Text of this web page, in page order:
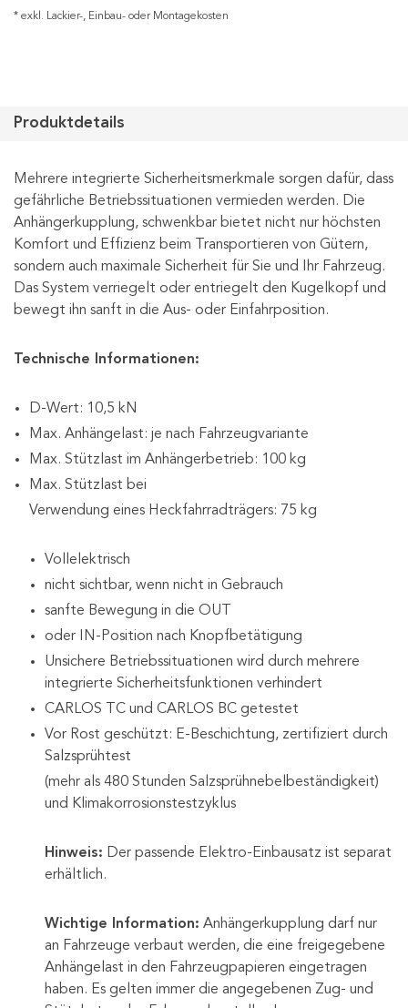
* exkl. Lackier-, Einbau- oder Montagekosten
Produktdetails
Mehrere integrierte Sicherheitsmerkmale sorgen dafür, dass
gefährliche Betriebssituationen vermieden werden. Die
Anhängerkupplung, schwenkbar bietet nicht nur höchsten
Komfort und Effizienz beim Transportieren von Gütern,
sondern auch maximale Sicherheit für Sie und Ihr Fahrzeug.
Das System verriegelt oder entriegelt den Kugelkopf und
bewegt ihn sanft in die Aus- oder Einfahrposition.
Technische Informationen:
D-Wert: 10,5 kN
Max. Anhängelast: je nach Fahrzeugvariante
Max. Stützlast im Anhängerbetrieb: 100 kg
Max. Stützlast bei
Verwendung eines Heckfahrradträgers: 75 kg
Vollelektrisch
nicht sichtbar, wenn nicht in Gebrauch
sanfte Bewegung in die OUT
oder IN-Position nach Knopfbetätigung
Unsichere Betriebssituationen wird durch mehrere
integrierte Sicherheitsfunktionen verhindert
CARLOS TC und CARLOS BC getestet
Vor Rost geschützt: E-Beschichtung, zertifiziert durch
Salzsprühtest
(mehr als 480 Stunden Salzsprühnebelbeständigkeit)
und Klimakorrosionstestzyklus
Hinweis: Der passende Elektro-Einbausatz ist separat
erhältlich.
Wichtige Information: Anhängerkupplung darf nur
an Fahrzeuge verbaut werden, die eine freigegebene
Anhängelast in den Fahrzeugpapieren eingetragen
haben. Es gelten immer die angegebenen Zug- und